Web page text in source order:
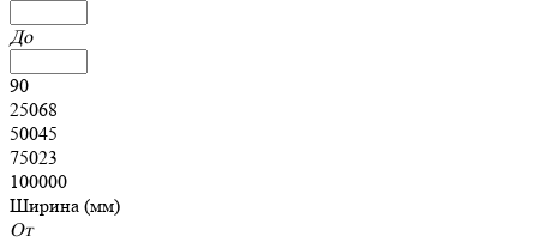
До
90
25068
50045
75023
100000
Ширина (мм)
От